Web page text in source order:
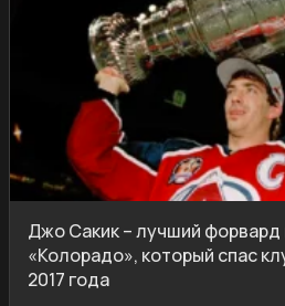
Джо Сакик – лучший форвард
«Колорадо», который спас
2017 года